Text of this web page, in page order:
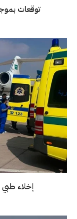
توقعات
إخلاء طبي لـ3 مواطنين من مصر إلى